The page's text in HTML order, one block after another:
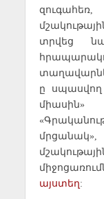
տրվեց
ը սպասվող
այստեղ: